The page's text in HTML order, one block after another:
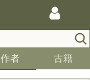
作者 古籍